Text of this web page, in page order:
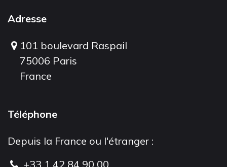
Adresse
101 boulevard Raspail
75006 Paris
France
Téléphone
Depuis la France ou l'étranger :
+33 1 42 84 90 00